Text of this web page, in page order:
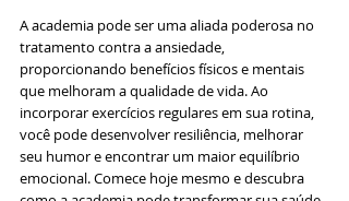
A academia pode ser uma aliada poderosa no
tratamento contra a ansiedade,
proporcionando benefícios físicos e mentais
que melhoram a qualidade de vida. Ao
incorporar exercícios regulares em sua rotina,
você pode desenvolver resiliência, melhorar
seu humor e encontrar um maior equilíbrio
emocional. Comece hoje mesmo e descubra